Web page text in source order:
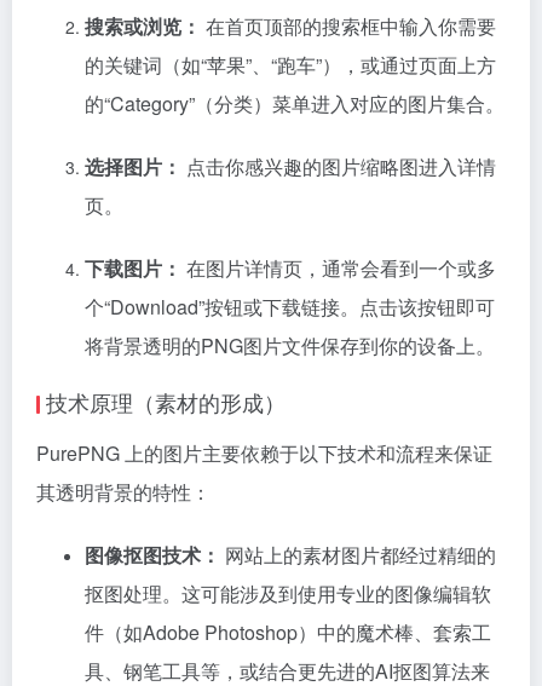
搜索或浏览： 在首页顶部的搜索框中输入你需要
的关键词（如“苹果”、“跑车”），或通过页面上方
的“Category”（分类）菜单进入对应的图片集合。
选择图片： 点击你感兴趣的图片缩略图进入详情
页。
下载图片： 在图片详情页，通常会看到一个或多
个“Download”按钮或下载链接。点击该按钮即可
将背景透明的PNG图片文件保存到你的设备上。
技术原理（素材的形成）
PurePNG 上的图片主要依赖于以下技术和流程来保证
其透明背景的特性：
图像抠图技术： 网站上的素材图片都经过精细的
抠图处理。这可能涉及到使用专业的图像编辑软
件（如Adobe Photoshop）中的魔术棒、套索工
具、钢笔工具等，或结合更先进的AI抠图算法来